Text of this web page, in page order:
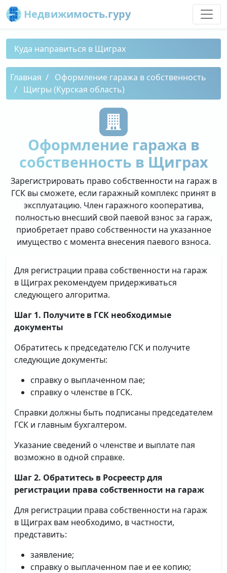
Недвижимость.гуру
Куда направиться в Щиграх
Главная
Оформление гаража в собственность
Щигры (Курская область)
Оформление гаража в
собственность в Щиграх
Зарегистрировать право собственности на гараж в
ГСК вы сможете, если гаражный комплекс принят в
эксплуатацию. Член гаражного кооператива,
полностью внесший свой паевой взнос за гараж,
приобретает право собственности на указанное
имущество с момента внесения паевого взноса.
Для регистрации права собственности на гараж
в Щиграх рекомендуем придерживаться
следующего алгоритма.
Шаг 1. Получите в ГСК необходимые
документы
Обратитесь к председателю ГСК и получите
следующие документы:
справку о выплаченном пае;
справку о членстве в ГСК.
Справки должны быть подписаны председателем
ГСК и главным бухгалтером.
Указание сведений о членстве и выплате пая
возможно в одной справке.
Шаг 2. Обратитесь в Росреестр для
регистрации права собственности на гараж
Для регистрации права собственности на гараж
в Щиграх вам необходимо, в частности,
представить:
заявление;
справку о выплаченном пае и ее копию;